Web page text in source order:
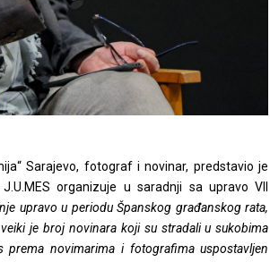
Sarajevo, fotograf i novinar, predstavio je
organizuje u saradnji sa upravo VII
upravo u periodu Španskog građanskog rata,
je broj novinara koji su stradali u sukobima
novimarima i fotografima uspostavljen